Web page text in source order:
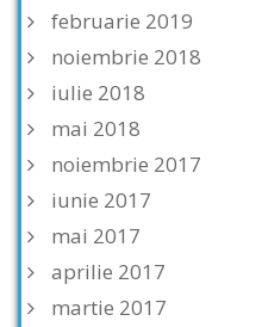
februarie 2019
noiembrie 2018
iulie 2018
mai 2018
noiembrie 2017
iunie 2017
mai 2017
aprilie 2017
martie 2017